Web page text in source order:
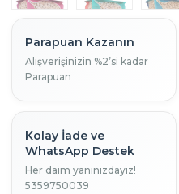
Parapuan Kazanın
Alışverişinizin %2’si kadar
Parapuan
Kolay İade ve
WhatsApp Destek
Her daim yanınızdayız!
5359750039